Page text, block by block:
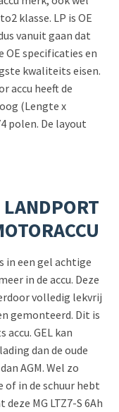
klasse. LP is OE
vanuit gaan dat
specificaties en
kwaliteits eisen.
accu heeft de
(Lengte x
polen. De layout
LANDPORT
in een gel achtige
in de accu. Deze
volledig lekvrij
gemonteerd. Dit is
GEL kan
dan de oude
AGM. Wel zo
of in de schuur hebt
MG LTZ7-S 6Ah